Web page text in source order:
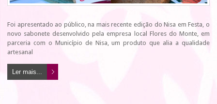
Foi apresentado ao público, na mais recente edição do Nisa em Festa, o
novo sabonete desenvolvido pela empresa local Flores do Monte, em
parceria com o Município de Nisa, um produto que alia a qualidade
artesanal
Ler mais...